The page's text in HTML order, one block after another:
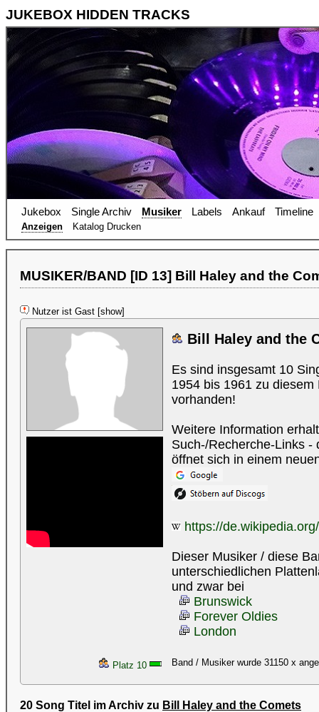
JUKEBOX HIDDEN TRACKS
Jukebox Single Archiv Musiker Labels Ankauf Timeline
Anzeigen Katalog Drucken
MUSIKER/BAND [ID 13] Bill Haley and the
Nutzer ist Gast [show]
Bill Haley and the
Es sind insgesamt 10
1954 bis 1961 zu
vorhanden!
Weitere Information
Such-/Recherche-Links -
öffnet sich in einem
https://
Dieser Musiker / diese
unterschiedlichen
und zwar bei
Brunswick
Forever Oldies
London
Platz 10 Band / Musiker wurde 31150 x
20 Song Titel im Archiv zu Bill Haley and the Comets